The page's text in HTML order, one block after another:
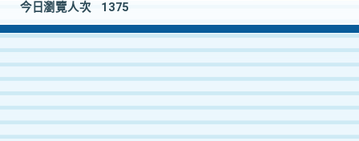
今日瀏覽人次
1375